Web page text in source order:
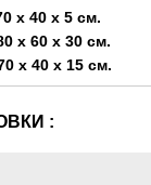
x 40 x 5 см.
x 60 x 30 см.
x 40 x 15 см.
: